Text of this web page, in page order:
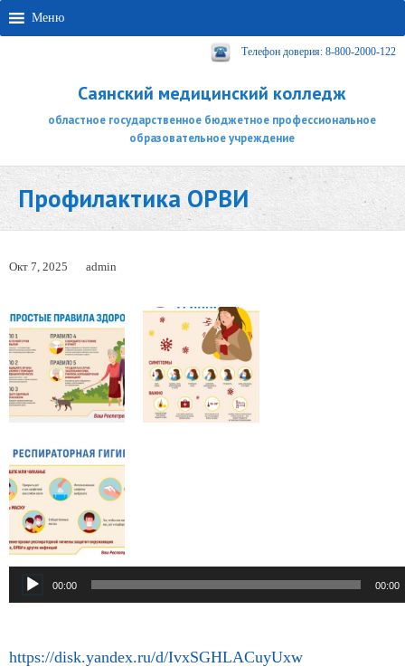
Меню
Телефон доверия: 8-800-2000-122
Саянский медицинский колледж
областное государственное бюджетное профессиональное
образовательное учреждение
Профилактика ОРВИ
Окт 7, 2025 admin
00:00 00:00
https://disk.yandex.ru/d/IvxSGHLACuyUxw